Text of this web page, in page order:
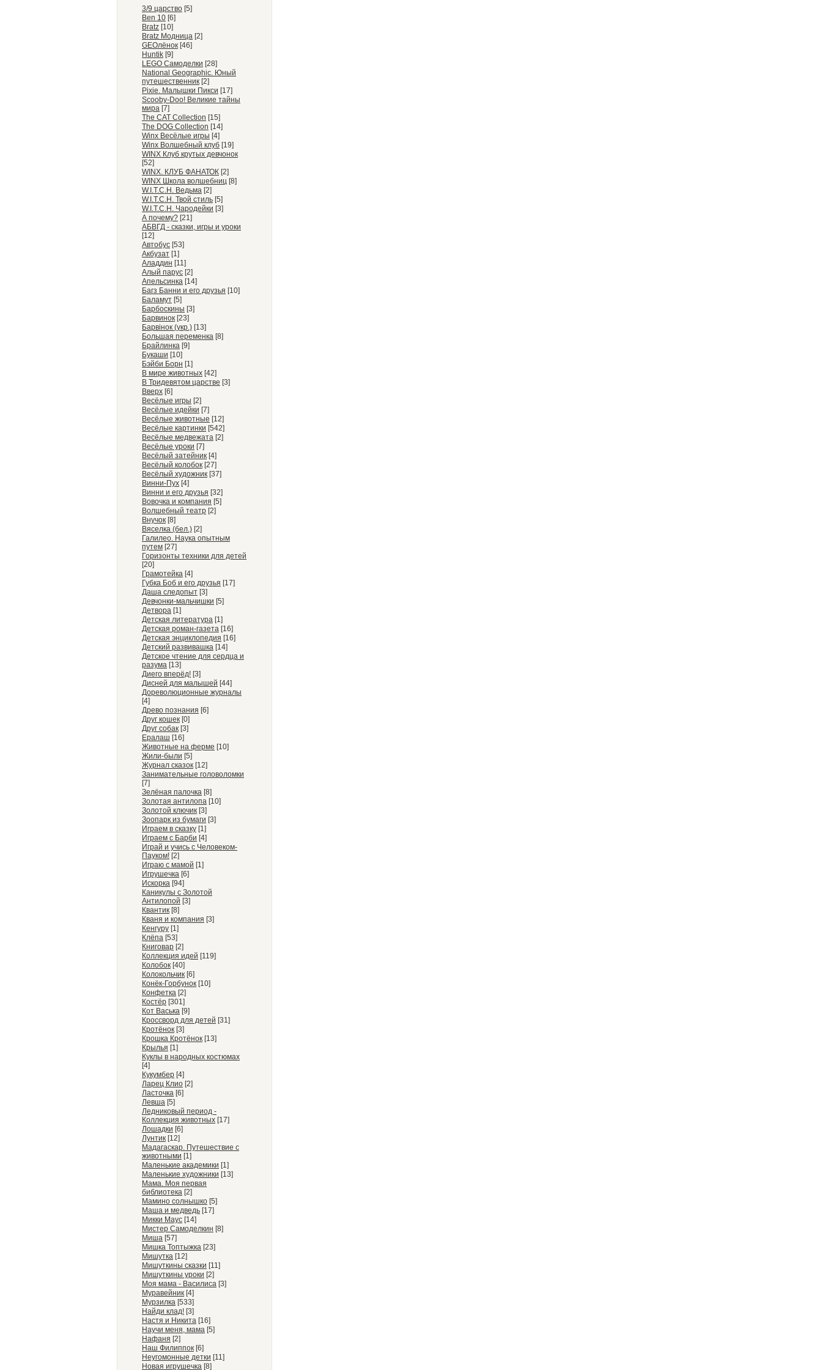
3/9 царство [5]
Ben 10 [6]
Bratz [10]
Bratz Модница [2]
GEOлёнок [46]
Huntik [9]
LEGO Самоделки [28]
National Geographic. Юный
путешественник [2]
Pixie. Малышки Пикси [17]
Scooby-Doo! Великие тайны
мира [7]
The CAT Collection [15]
The DOG Collection [14]
Winx Весёлые игры [4]
Winx Волшебный клуб [19]
WINX Клуб крутых девчонок
[52]
WINX. КЛУБ ФАНАТОК [2]
WINX Школа волшебниц [8]
W.I.T.C.H. Ведьма [2]
W.I.T.C.H. Твой стиль [5]
W.I.T.C.H. Чародейки [3]
А почему? [21]
АБВГД - сказки, игры и уроки
[12]
Автобус [53]
Акбузат [1]
Аладдин [11]
Алый парус [2]
Апельсинка [14]
Багз Банни и его друзья [10]
Баламут [5]
Барбоскины [3]
Барвинок [23]
Барвiнок (укр.) [13]
Большая переменка [8]
Брайлинка [9]
Букаши [10]
Бэйби Борн [1]
В мире животных [42]
В Тридевятом царстве [3]
Вверх [6]
Весёлые игры [2]
Весёлые идейки [7]
Весёлые животные [12]
Весёлые картинки [542]
Весёлые медвежата [2]
Весёлые уроки [7]
Весёлый затейник [4]
Весёлый колобок [27]
Весёлый художник [37]
Винни-Пух [4]
Винни и его друзья [32]
Вовочка и компания [5]
Волшебный театр [2]
Внучок [8]
Вяселка (бел.) [2]
Галилео. Наука опытным
путем [27]
Горизонты техники для детей
[20]
Грамотейка [4]
Губка Боб и его друзья [17]
Даша следопыт [3]
Девчонки-мальчишки [5]
Детвора [1]
Детская литература [1]
Детская роман-газета [16]
Детская энциклопедия [16]
Детский развивашка [14]
Детское чтение для сердца и
разума [13]
Диего вперёд! [3]
Дисней для малышей [44]
Дореволюционные журналы
[4]
Древо познания [6]
Друг кошек [0]
Друг собак [3]
Ералаш [16]
Животные на ферме [10]
Жили-были [5]
Журнал сказок [12]
Занимательные головоломки
[7]
Зелёная палочка [8]
Золотая антилопа [10]
Золотой ключик [3]
Зоопарк из бумаги [3]
Играем в сказку [1]
Играем с Барби [4]
Играй и учись с Человеком-
Пауком! [2]
Играю с мамой [1]
Игрушечка [6]
Искорка [94]
Каникулы с Золотой
Антилопой [3]
Квантик [8]
Кваня и компания [3]
Кенгуру [1]
Клёпа [53]
Книговар [2]
Коллекция идей [119]
Колобок [40]
Колокольчик [6]
Конёк-Горбунок [10]
Конфетка [2]
Костёр [301]
Кот Васька [9]
Кроссворд для детей [31]
Кротёнок [3]
Крошка Кротёнок [13]
Крылья [1]
Куклы в народных костюмах
[4]
Кукумбер [4]
Ларец Клио [2]
Ласточка [6]
Левша [5]
Ледниковый период -
Коллекция животных [17]
Лошадки [6]
Лунтик [12]
Мадагаскар. Путешествие с
животными [1]
Маленькие академики [1]
Маленькие художники [13]
Мама. Моя первая
библиотека [2]
Мамино солнышко [5]
Маша и медведь [17]
Микки Маус [14]
Мистер Самоделкин [8]
Миша [57]
Мишка Топтыжка [23]
Мишутка [12]
Мишуткины сказки [11]
Мишуткины уроки [2]
Моя мама - Василиса [3]
Муравейник [4]
Мурзилка [533]
Найди клад! [3]
Настя и Никита [16]
Научи меня, мама [5]
Нафаня [2]
Наш Филиппок [6]
Неугомонные детки [11]
Новая игрушечка [8]